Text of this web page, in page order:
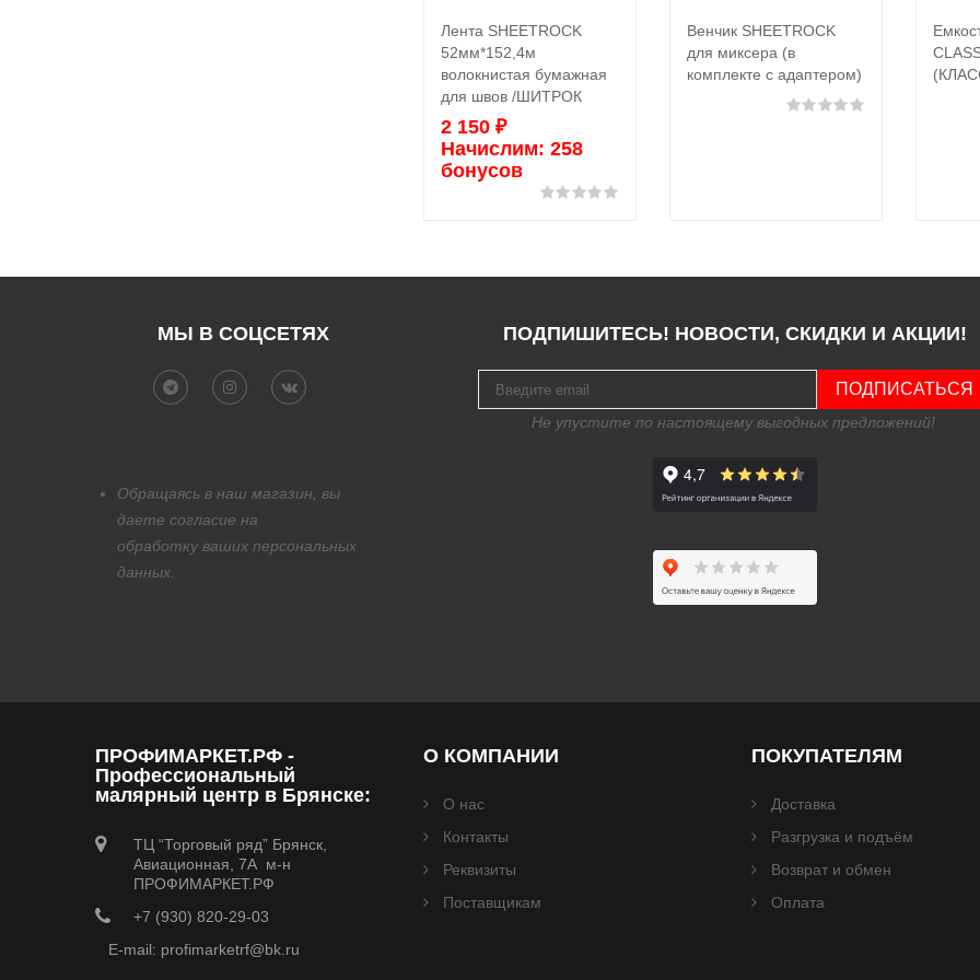
Выбрать ...
Лента SHEETROCK
52мм*152,4м
волокнистая бумажная
для швов /ШИТРОК
2 150 ₽
Начислим: 258
бонусов
Подробнее
Венчик SHEETROCK
для миксера (в
комплекте с адаптером)
МЫ В СОЦСЕТЯХ
Обращаясь в наш магазин, вы
даете согласие на
обработку ваших персональных
данных.
ПОДПИШИТЕСЬ! НОВОСТИ, СКИДКИ И АКЦИИ!
ПОДПИСАТЬСЯ
Не упустите по настоящему выгодных предложений!
ПРОФИМАРКЕТ.РФ -
Профессиональный
малярный центр в Брянске:
ТЦ “Торговый ряд” Брянск,
Авиационная, 7А м-н
ПРОФИМАРКЕТ.РФ
+7 (930) 820-29-03
E-mail: profimarketrf@bk.ru
О КОМПАНИИ
О нас
Контакты
Реквизиты
Поставщикам
ПОКУПАТЕЛЯМ
Доставка
Разгрузка и подъём
Возврат и обмен
Оплата